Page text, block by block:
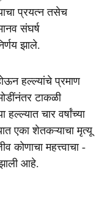
प्रयत्न तसेच
संघर्ष
झाले.
हल्ल्यांचे प्रमाण
टाकळी
चार वर्षांच्या
एका शेतकऱ्याचा मृत्यू
कोणाचा महत्त्वाचा -
झाली आहे.